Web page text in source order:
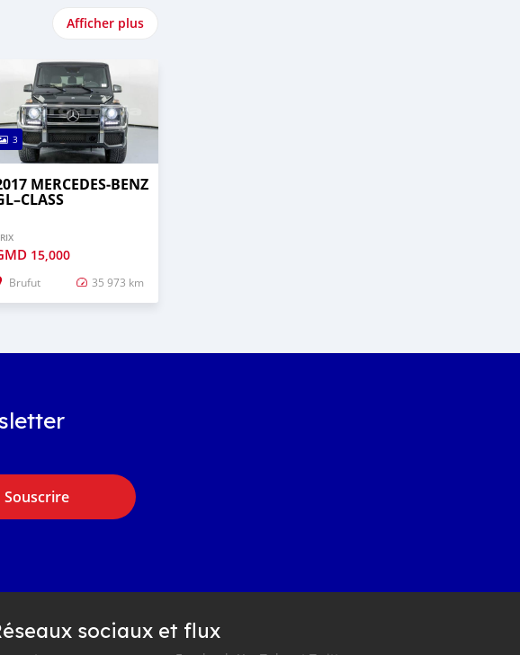
Afficher plus
3
MERCEDES‒BENZ
15,000
Brufut 35 973 km
Souscrire
sociaux et flux